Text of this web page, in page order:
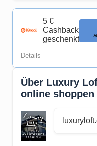
5 €
Cashback
geschenkt
Details
Über Luxury
online shoppen